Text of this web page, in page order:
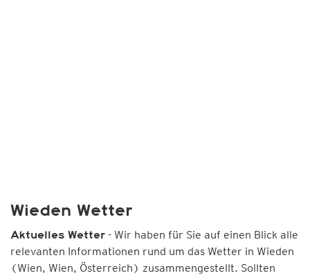
Wieden Wetter
Aktuelles Wetter - Wir haben für Sie auf einen Blick alle
relevanten Informationen rund um das Wetter in Wieden
(Wien, Wien, Österreich) zusammengestellt. Sollten